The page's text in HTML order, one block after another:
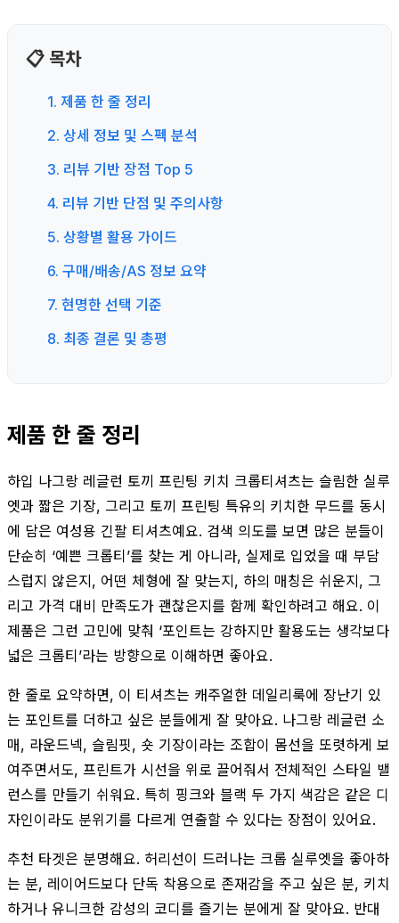
📋 목차
1. 제품 한 줄 정리
2. 상세 정보 및 스펙 분석
3. 리뷰 기반 장점 Top 5
4. 리뷰 기반 단점 및 주의사항
5. 상황별 활용 가이드
6. 구매/배송/AS 정보 요약
7. 현명한 선택 기준
8. 최종 결론 및 총평
제품 한 줄 정리
하입 나그랑 레글런 토끼 프린팅 키치 크롭티셔츠는 슬림한 실루
엣과 짧은 기장, 그리고 토끼 프린팅 특유의 키치한 무드를 동시
에 담은 여성용 긴팔 티셔츠예요. 검색 의도를 보면 많은 분들이
단순히 ‘예쁜 크롭티’를 찾는 게 아니라, 실제로 입었을 때 부담
스럽지 않은지, 어떤 체형에 잘 맞는지, 하의 매칭은 쉬운지, 그
리고 가격 대비 만족도가 괜찮은지를 함께 확인하려고 해요. 이
제품은 그런 고민에 맞춰 ‘포인트는 강하지만 활용도는 생각보다
넓은 크롭티’라는 방향으로 이해하면 좋아요.
한 줄로 요약하면, 이 티셔츠는 캐주얼한 데일리룩에 장난기 있
는 포인트를 더하고 싶은 분들에게 잘 맞아요. 나그랑 레글런 소
매, 라운드넥, 슬림핏, 숏 기장이라는 조합이 몸선을 또렷하게 보
여주면서도, 프린트가 시선을 위로 끌어줘서 전체적인 스타일 밸
런스를 만들기 쉬워요. 특히 핑크와 블랙 두 가지 색감은 같은 디
자인이라도 분위기를 다르게 연출할 수 있다는 장점이 있어요.
추천 타겟은 분명해요. 허리선이 드러나는 크롭 실루엣을 좋아하
는 분, 레이어드보다 단독 착용으로 존재감을 주고 싶은 분, 키치
하거나 유니크한 감성의 코디를 즐기는 분에게 잘 맞아요. 반대